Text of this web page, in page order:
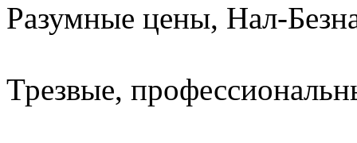
Разумные цены, Нал-
Трезвые,